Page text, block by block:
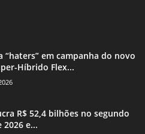
“haters” em campanha do novo
Híbrido Flex...
R$ 52,4 bilhões no segundo
e...